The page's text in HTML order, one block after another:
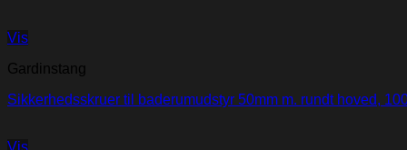
Vis
Gardinstang
Sikkerhedsskruer til baderumudstyr 50mm m. rundt hoved,